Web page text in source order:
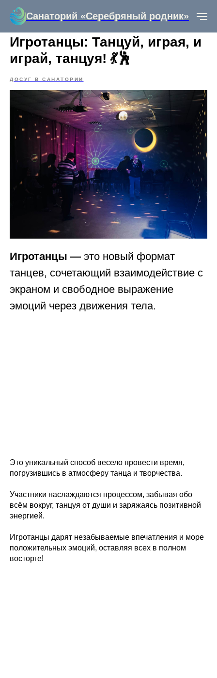
Санаторий «Серебряный родник»
Игротанцы: Танцуй, играя, и
играй, танцуя! 💃🕺
ДОСУГ В САНАТОРИИ
Игротанцы — это новый формат
танцев, сочетающий взаимодействие с
экраном и свободное выражение
эмоций через движения тела.
Это уникальный способ весело провести время,
погрузившись в атмосферу танца и творчества.
Участники наслаждаются процессом, забывая обо
всём вокруг, танцуя от души и заряжаясь позитивной
энергией.
Игротанцы дарят незабываемые впечатления и море
положительных эмоций, оставляя всех в полном
восторге!